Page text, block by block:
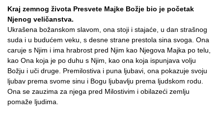
Kraj zemnog života Presvete Majke Božje bio je početak
Njenog veličanstva.
Ukrašena božanskom slavom, ona stoji i stajaće, u dan strašnog
suda i u budućem veku, s desne strane prestola sina svoga. Ona
caruje s Njim i ima hrabrost pred Njim kao Njegova Majka po telu,
kao Ona koja je po duhu s Njim, kao ona koja ispunjava volju
Božju i uči druge. Premilostiva i puna ljubavi, ona pokazuje svoju
ljubav prema svome sinu i Bogu ljubavlju prema ljudskom rodu.
Ona se zauzima za njega pred Milostivim i obilazeći zemlju
pomaže ljudima.